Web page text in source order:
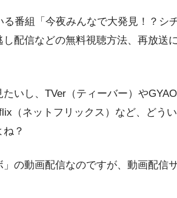
る番組「今夜みんなで大発見！？シ
配信などの無料視聴方法、再放送
いし、TVer（ティーバー）や
（ネットフリックス）など、どう
？
の動画配信なのですが、動画配信